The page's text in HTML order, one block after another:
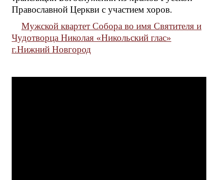
Православной Церкви с участием хоров.
Мужской квартет Собора во имя Святителя и
Чудотворца Николая «Никольский глас»
г.Нижний Новгород